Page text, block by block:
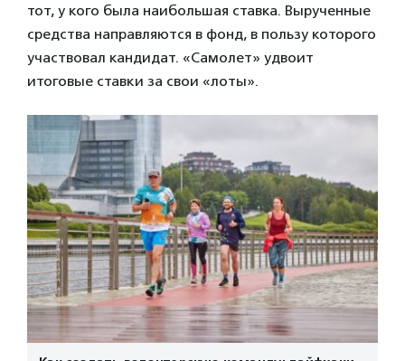
тот, у кого была наибольшая ставка. Вырученные
средства направляются в фонд, в пользу которого
участвовал кандидат. «Самолет» удвоит
итоговые ставки за свои «лоты».